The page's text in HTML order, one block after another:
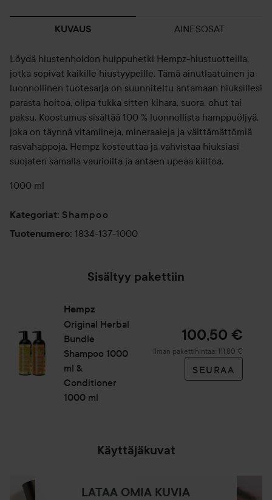
KUVAUS AINESOSAT
Löydä hiustenhoidon huippuhetki Hempz-hiustuotteilla,
jotka sopivat kaikille hiustyypeille. Tämä ainutlaatuinen ja
luonnollinen tuotesarja on suunniteltu antamaan hiuksillesi
parasta hoitoa, olipa tukka sitten kihara, suora, ohut tai
paksu. Koostumus sisältää 100 % luonnollista hamppuöljyä,
joka on täynnä vitamiineja, mineraaleja ja välttämättömiä
rasvahappoja. Hempz kosteuttaa ja vahvistaa hiuksiasi
suojaten samalla vaurioilta ja antaen upeaa kiiltoa.
1000 ml
Kategoriat: Shampoo
Tuotenumero: 1834-137-1000
Sisältyy pakettiin
Hempz
Original Herbal
Bundle
Shampoo 1000
ml &
Conditioner
1000 ml
100,50 €
Ilman pakettihintaa: 111,80 €
SEURAA
Käyttäjäkuvat
LATAA OMIA KUVIA